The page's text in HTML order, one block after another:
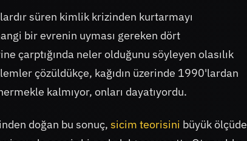
süren kimlik krizinden kurtarmayı
bir evrenin uyması gereken dört
çarptığında neler olduğunu söyleyen olasılık
çözüldükçe, kağıdın üzerinde 1990'lardan
kalmıyor, onları dayatıyordu.
doğan bu sonuç, sicim teorisini büyük ölçüde